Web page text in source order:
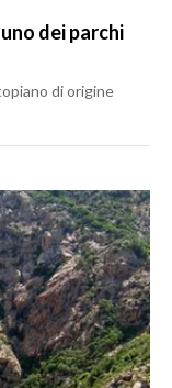
dei parchi
di origine